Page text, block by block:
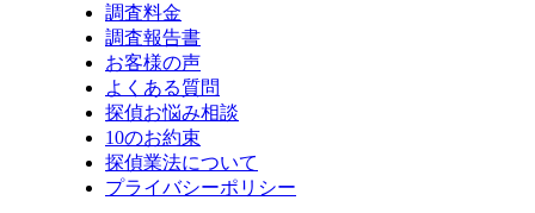
調査料金
調査報告書
お客様の声
よくある質問
探偵お悩み相談
10のお約束
探偵業法について
プライバシーポリシー